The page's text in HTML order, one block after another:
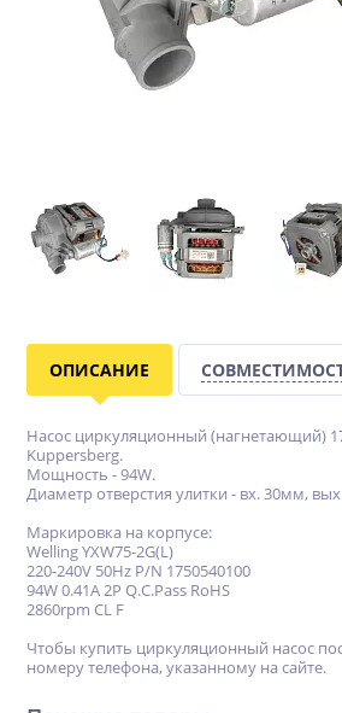
ОПИСАНИЕ
Насос циркуляционный (нагнетающий)
Kuppersberg.
Мощность - 94W.
Диаметр отверстия улитки - вх. 30мм,
Маркировка на корпусе:
Welling YXW75-2G(L)
220-240V 50Hz P/N 1750540100
94W 0.41A 2P Q.C.Pass RoHS
2860rpm CL F
Чтобы купить циркуляционный насос
номеру телефона, указанному на сайте.